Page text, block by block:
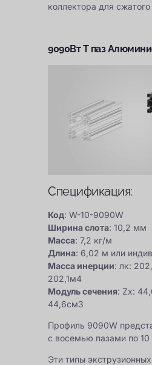
коллектора для
9090Вт Тпаз
Спецификация:
Код: W-10-9090W
Ширина слота: 10,2 мм
Масса: 7,2 кг/м
Длина: 6,02 м или
Масса инерции: лк:
202,1м4
Модуль сечения: Zx:
44,6см3
Профиль 9090W
с восемью пазами по
Эти типы